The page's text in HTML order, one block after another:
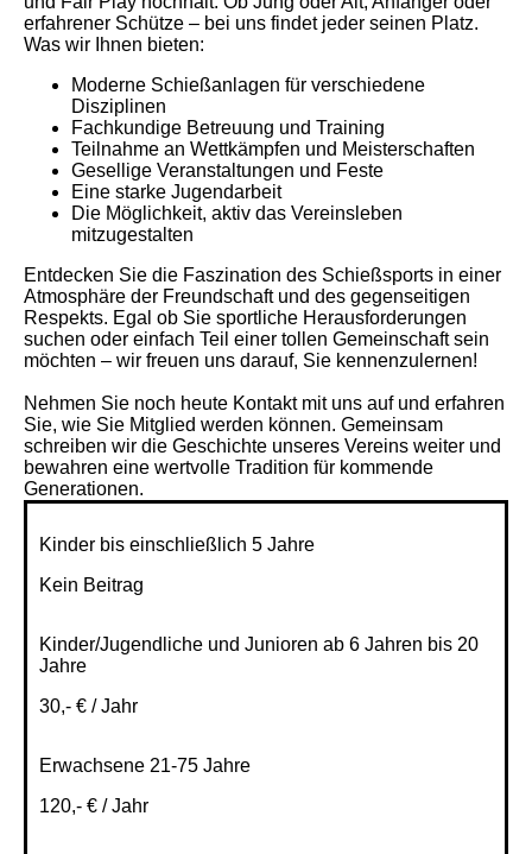
erfahrener Schütze – bei uns findet jeder seinen Platz.
Was wir Ihnen bieten:
Moderne Schießanlagen für verschiedene
Disziplinen
Fachkundige Betreuung und Training
Teilnahme an Wettkämpfen und Meisterschaften
Gesellige Veranstaltungen und Feste
Eine starke Jugendarbeit
Die Möglichkeit, aktiv das Vereinsleben
mitzugestalten
Entdecken Sie die Faszination des Schießsports in einer
Atmosphäre der Freundschaft und des gegenseitigen
Respekts. Egal ob Sie sportliche Herausforderungen
suchen oder einfach Teil einer tollen Gemeinschaft sein
möchten – wir freuen uns darauf, Sie kennenzulernen!
Nehmen Sie noch heute Kontakt mit uns auf und erfahren
Sie, wie Sie Mitglied werden können. Gemeinsam
schreiben wir die Geschichte unseres Vereins weiter und
bewahren eine wertvolle Tradition für kommende
Generationen.
Kinder bis einschließlich 5 Jahre
Kein Beitrag
Kinder/Jugendliche und Junioren ab 6 Jahren bis 20
Jahre
30,- € / Jahr
Erwachsene 21-75 Jahre
120,- € / Jahr